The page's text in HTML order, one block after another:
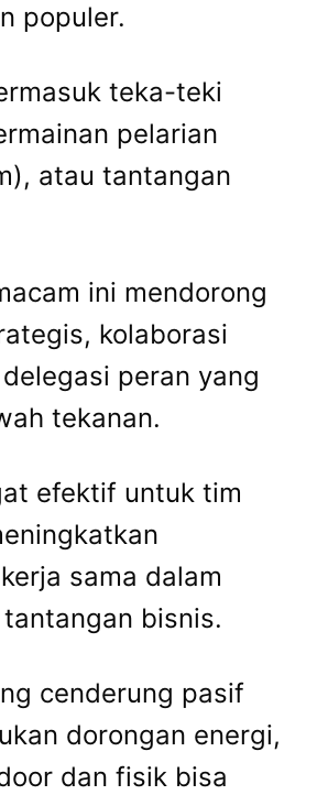
populer.
teka-teki
pelarian
atau tantangan
ini mendorong
kolaborasi
peran yang
tekanan.
efektif untuk tim
sama dalam
bisnis.
cenderung pasif
dorongan energi,
dan fisik bisa